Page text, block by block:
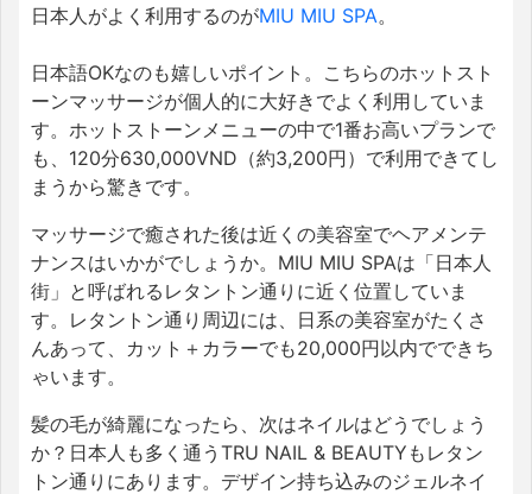
日本人がよく利用するのがMIU MIU SPA。
日本語OKなのも嬉しいポイント。こちらのホットスト
ーンマッサージが個人的に大好きでよく利用していま
す。ホットストーンメニューの中で1番お高いプランで
も、120分630,000VND（約3,200円）で利用できてし
まうから驚きです。
マッサージで癒された後は近くの美容室でヘアメンテ
ナンスはいかがでしょうか。MIU MIU SPAは「日本人
街」と呼ばれるレタントン通りに近く位置していま
す。レタントン通り周辺には、日系の美容室がたくさ
んあって、カット＋カラーでも20,000円以内でできち
ゃいます。
髪の毛が綺麗になったら、次はネイルはどうでしょう
か？日本人も多く通うTRU NAIL & BEAUTYもレタン
トン通りにあります。デザイン持ち込みのジェルネイ